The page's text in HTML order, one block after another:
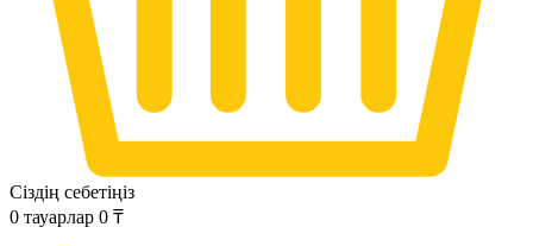
Сіздің себетіңіз
0 тауарлар 0 ₸